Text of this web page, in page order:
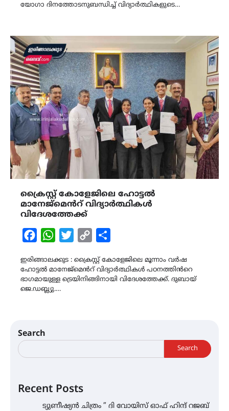
യോഗാ ദിനത്തോടനുബന്ധിച്ച് വിദ്യാർത്ഥികളുടെ…
ക്രൈസ്റ്റ് കോളേജിലെ ഹോട്ടൽ
മാനേജ്മെൻറ് വിദ്യാർത്ഥികൾ
വിദേശത്തേക്ക്
FacebookWhatsAppTwitterCopy
ഇരിങ്ങാലക്കുട : ക്രൈസ്റ്റ് കോളേജിലെ മൂന്നാം വർഷ
ഹോട്ടൽ മാനേജ്മെൻറ് വിദ്യാർത്ഥികൾ പഠനത്തിൻറെ
ഭാഗമായുള്ള ട്രെയിനിങ്ങിനായി വിദേശത്തേക്ക്. ദുബായ്
ജെ.ഡബ്ല്യു.…
Search
Search
Recent Posts
ട്യുണീഷ്യൻ ചിത്രം ” ദി വോയിസ് ഓഫ് ഹിന്ദ് റജബ്